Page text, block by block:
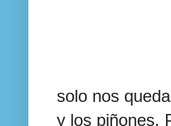
solo nos
y los piñones.